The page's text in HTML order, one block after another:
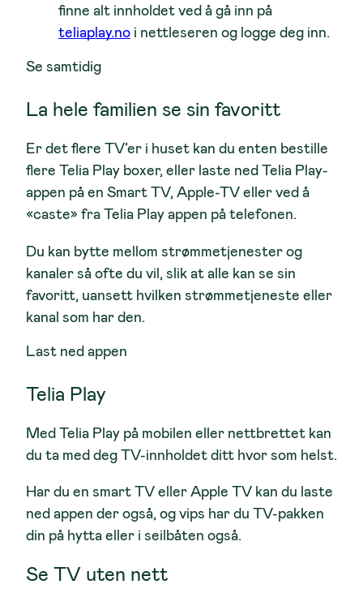
1 poeng
1 poeng 1 poeng
1 poeng 2 poeng
1 poeng
1 poeng 1 poeng
Pakke: 2 poeng
finne alt innholdet ved å gå inn på
teliaplay.no i nettleseren og logge deg inn.
Se samtidig
La hele familien se sin favoritt
Er det flere TV’er i huset kan du enten bestille
flere Telia Play boxer, eller laste ned Telia Play-
appen på en Smart TV, Apple-TV eller ved å
«caste» fra Telia Play appen på telefonen.
Du kan bytte mellom strømmetjenester og
kanaler så ofte du vil, slik at alle kan se sin
favoritt, uansett hvilken strømmetjeneste eller
kanal som har den.
Last ned appen
Telia Play
Med Telia Play på mobilen eller nettbrettet kan
du ta med deg TV-innholdet ditt hvor som helst.
Har du en smart TV eller Apple TV kan du laste
ned appen der også, og vips har du TV-pakken
din på hytta eller i seilbåten også.
Se TV uten nett